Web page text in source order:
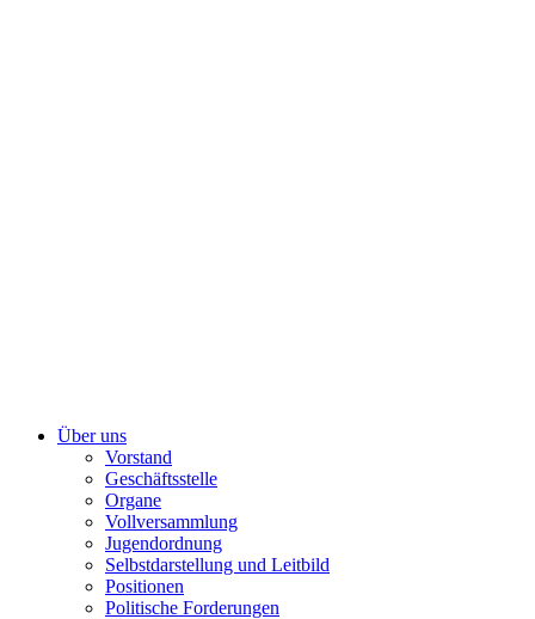
Über uns
Vorstand
Geschäftsstelle
Organe
Vollversammlung
Jugendordnung
Selbstdarstellung und Leitbild
Positionen
Politische Forderungen